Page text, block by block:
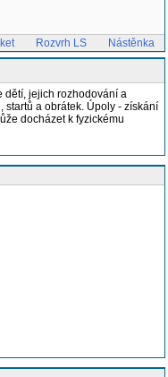
Rozvrh LS Nástěnka
dětí, jejich rozhodování a
a obrátek. Úpoly - získání
docházet k fyzickému